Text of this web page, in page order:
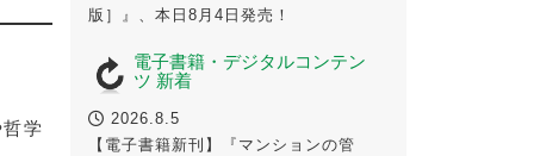
学
版］』、本日8月4日発売！
電子書籍・デジタルコンテン
ツ 新着
2026.8.5
【電子書籍新刊】『マンションの管